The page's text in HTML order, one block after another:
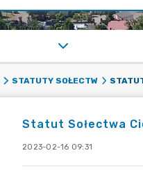
STATUTY SOŁECTW
Statut Sołectwa
2023-02-16 09:31